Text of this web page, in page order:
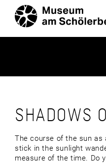
Inhalt
springen
SHADOWS
The course of the sun as
stick in the sunlight
measure of the time. Do